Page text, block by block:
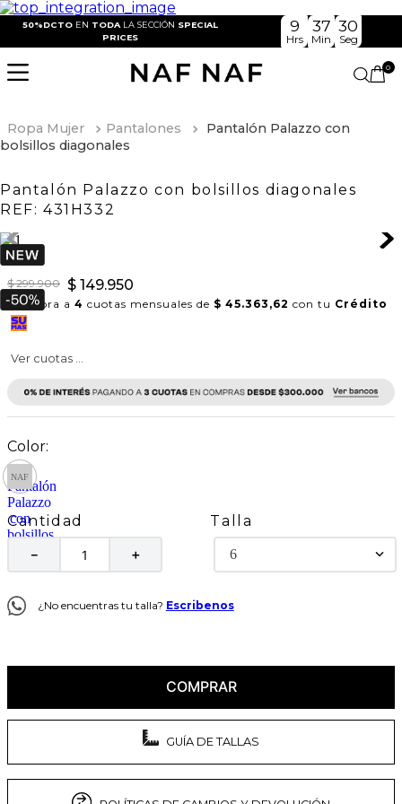
50%DCTO EN TODA LA SECCIÓN SPECIAL
PRICES
9
Hrs
37
Min
30
Seg
0
Ropa Mujer Pantalones
Pantalón Palazzo con
bolsillos diagonales
Pantalón Palazzo con bolsillos diagonales
REF: 431H332
$ 299.900 $ 149.950
Compra a 4 cuotas mensuales de $ 45.363,62 con tu Crédito
Ver cuotas ...
Cantidad
＋
－
Talla
6
¿No encuentras tu talla? Escribenos
COMPRAR
GUÍA DE TALLAS